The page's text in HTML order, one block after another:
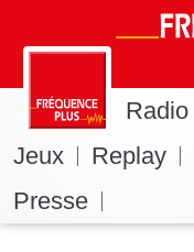
Radio
Jeux
Replay
Presse